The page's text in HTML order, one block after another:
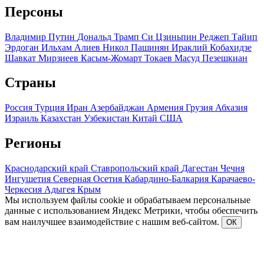
Персоны
Владимир Путин Дональд Трамп Си Цзиньпин Реджеп Тайип
Эрдоган Ильхам Алиев Никол Пашинян Ираклий Кобахидзе
Шавкат Мирзиеев Касым-Жомарт Токаев Масуд Пезешкиан
Страны
Россия Турция Иран Азербайджан Армения Грузия Абхазия
Израиль Казахстан Узбекистан Китай США
Регионы
Краснодарский край Ставропольский край Дагестан Чечня
Ингушетия Северная Осетия Кабардино-Балкария Карачаево-
Черкесия Адыгея Крым
Мы используем файлы cookie и обрабатываем персональные
данные с использованием Яндекс Метрики, чтобы обеспечить
вам наилучшее взаимодействие с нашим веб-сайтом.
ОК